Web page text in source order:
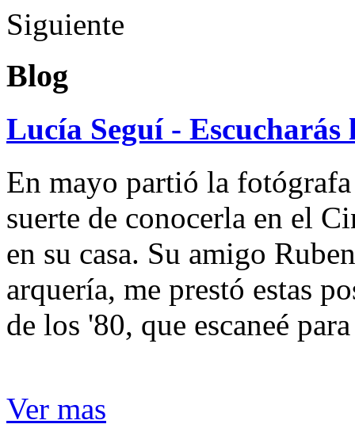
Siguiente
Blog
Lucía Seguí - Escucharás
En mayo partió la
suerte de conocerla en el
en su casa. Su amigo
arquería, me prestó estas
de los '80, que escaneé
Ver mas